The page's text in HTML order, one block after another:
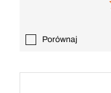
Porównaj